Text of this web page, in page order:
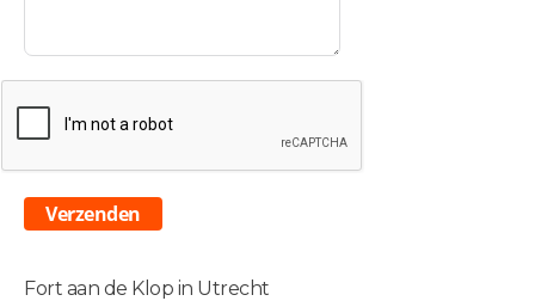
Verzenden
Fort aan de Klop in Utrecht